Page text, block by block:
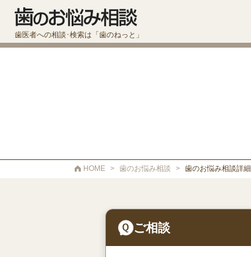
歯医者への相談･検索は「歯のねっと」
HOME > 歯のお悩み相談 > 歯のお悩み相談詳細
ご相談